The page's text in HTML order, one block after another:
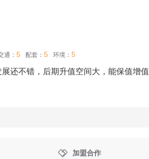
通： 5 配套： 5 环境： 5
还不错，后期升值空间大，能保值增值
 加盟合作